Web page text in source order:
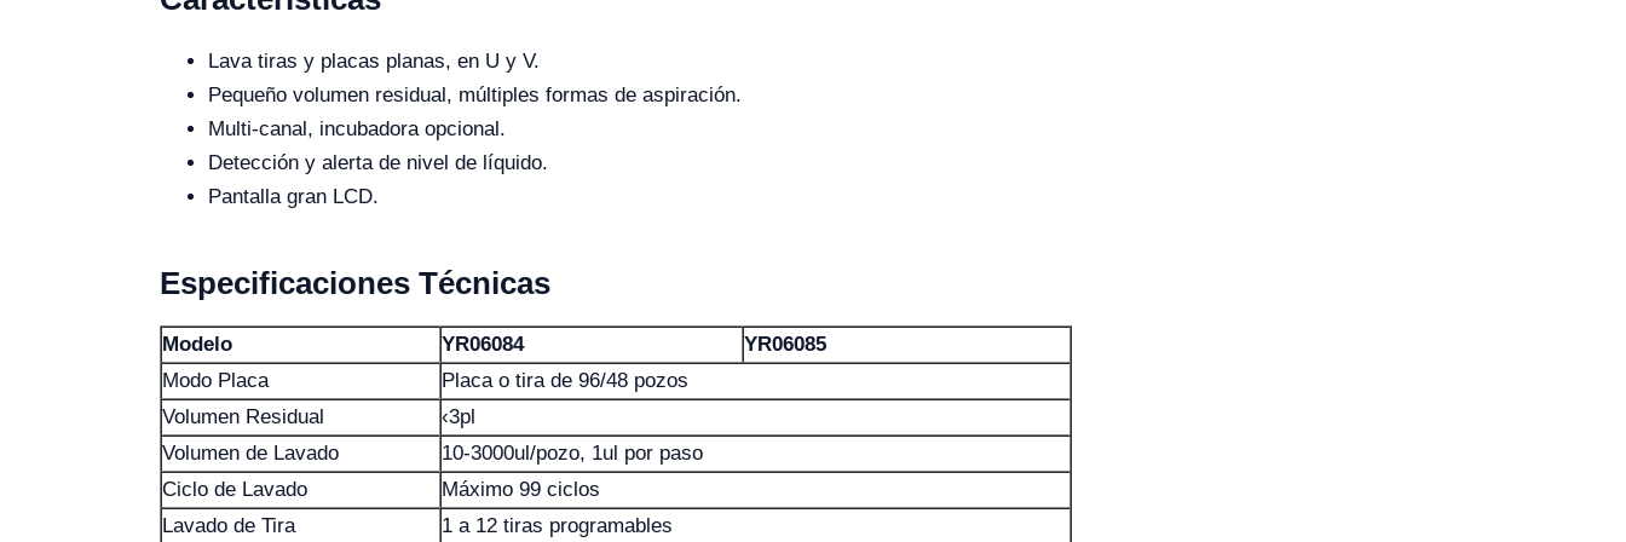
Lava tiras y placas planas, en U y V.
Pequeño volumen residual, múltiples formas de aspiración.
Multi-canal, incubadora opcional.
Detección y alerta de nivel de líquido.
Pantalla gran LCD.
Especificaciones Técnicas
Modelo YR06084
YR06085
Modo Placa
Placa o tira de 96/48 pozos
Volumen Residual
‹3pl
Volumen de Lavado
10-3000ul/pozo, 1ul por paso
Ciclo de Lavado
Máximo 99 ciclos
Lavado de Tira
1 a 12 tiras programables